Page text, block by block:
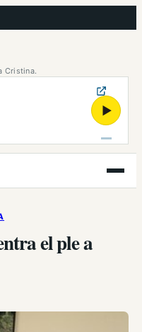
Cristina.
▶
Obre
el
el ple a